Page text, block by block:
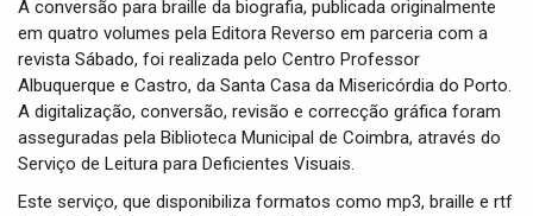
A conversão para braille da biografia, publicada originalmente
em quatro volumes pela Editora Reverso em parceria com a
revista Sábado, foi realizada pelo Centro Professor
Albuquerque e Castro, da Santa Casa da Misericórdia do Porto.
A digitalização, conversão, revisão e correcção gráfica foram
asseguradas pela Biblioteca Municipal de Coimbra, através do
Serviço de Leitura para Deficientes Visuais.
Este serviço, que disponibiliza formatos como mp3, braille e rtf